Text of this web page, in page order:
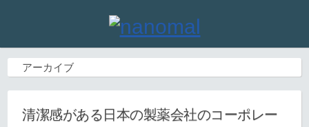
アーカイブ
清潔感がある日本の製薬会社のコーポレー